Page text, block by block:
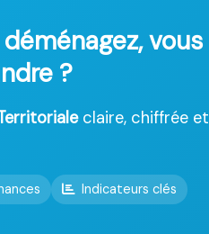
vous
?
claire, chiffrée et
Indicateurs clés